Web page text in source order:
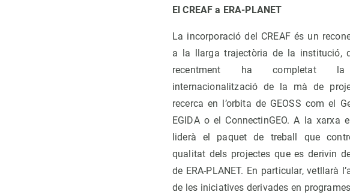
El CREAF a ERA-PLANET
La incorporació del CREAF és un
a la llarga trajectòria de la institució,
recentment ha completat
internacionalització de la mà de
recerca en l’orbita de GEOSS com el
EGIDA o el ConnectinGEO. A la xarxa
liderà el paquet de treball que
qualitat dels projectes que es derivin
de ERA-PLANET. En particular, vetllarà
de les iniciatives derivades en